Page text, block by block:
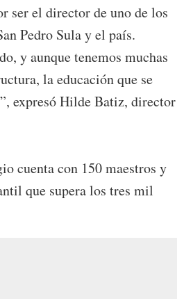
ser el director de uno de los
Pedro Sula y el país.
y aunque tenemos muchas
la educación que se
expresó Hilde Batiz, director
cuenta con 150 maestros y
que supera los tres mil